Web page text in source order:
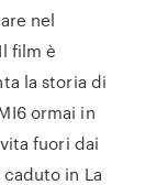
nel
film è
la storia di
ormai in
fuori dai
in La